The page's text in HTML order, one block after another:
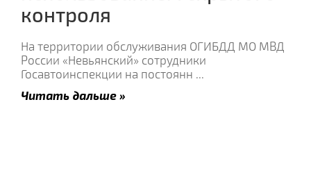
контроля
На территории обслуживания ОГИБДД МО МВД
России «Невьянский» сотрудники
Госавтоинспекции на постоянн ...
Читать дальше »